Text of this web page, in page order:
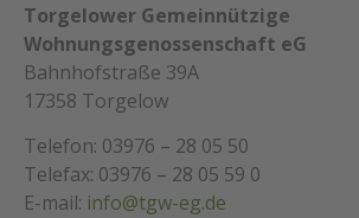
Torgelower Gemeinnützige
Wohnungsgenossenschaft eG
Bahnhofstraße 39A
17358 Torgelow
Telefon: 03976 – 28 05 50
Telefax: 03976 – 28 05 59 0
E-mail: info@tgw-eg.de